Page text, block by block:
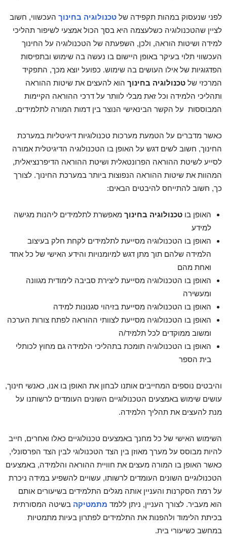
לפני שנעסוק במהות תקפידה של טכנולוגיה בחינוך העכשווי, חשוב
לציין שהטכנולוגיה כשלעצמה היא בסך הכול אמצעי לשיפור תהליכי
למידה ושיטות הוראה, ולכן, השפעתה של הטכנולוגיה על החינוך
העכשווי תלוי בעיקר באופן היישום בו נעשה בה שימוש ובתפיסות
הפדגוגיות של אילו העושים בה שימוש. כפועל יוצא מכך, התפקיד
המרכזי של טכנולוגיה בחינוך הוא להעצים את שיטות ההוראה
ותהליכי הלמידה וכל זאת מבלי לוותר על דרכי ההוראה הקיימות
המבוססות על הקשר הבינאישי הנוצר בין דמות המורה לתלמידים.
כאשר מדברים על הטמעת מערכות טכנולוגיות דיגיטליות במערכת
החינוך, חשוב לשים דגש על האופן בו הטכנולוגיה הדיגיטלית אמורה
לסייע לשיטת ההוראה הפרונטאלית ושיטת ההוראה הדיפרנציאלית,
המהוות את שיטות ההוראה הנפוצות ביותר במערכת החינוך. לצורך
כך, חשוב להתייחס להיבטים הבאים:
האופן בו טכנולוגיה בחינוך מאפשרת לתלמידים ליהנות מגישה
למידע
האופן בו הטכנולוגיה מסייעת לתלמידים לקחת חלק בעיצוב
הלמידה שלהם תוך מתן דגש למיומנויות והידע האישי של כל אחד
ואחת מהם
האופן בו הטכנולוגיה מסייעת ליצירת סביבה לימודית מגוונה
ומעשירה
האופן בו הטכנולוגיה מסייעת בזיהוי סגנונות למידה
האופן בו הטכנולוגיה מסייעת לצוותי ההוראה לפתח צורות הערכה
ומשוב ממוקדים לכל תלמיד/ה
האופן בו הטכנולוגיה תומכת בתהליכי הלמידה גם מחוץ לכותלי
בית הספר
והיבטים נוספים המחייבים אותנו לבחון את האופן בו אנו, כאנשי חינוך,
עושים שימוש באמצעים הטכנולוגיים השונים העומדים לרשותנו על
מנת להעצים את תהליך הלמידה.
השימוש האישי של כל מחנך באמצעים טכנולוגיים כאלו ואחרים, חייב
להיות מבוסס על מערך מאוזן בין הצד הטכנולוגי לבין הצד הפרסונלי,
כאשר האופן בו המורה מעצים את חוויית ההוראה והלמידה, באמצעים
הטכנולוגיים השונים העומדים לרשותו, עשויים להשפיע במידה ניכרת
על רמת הסקרנות והעניין אותה מגלים התלמידים בשיעורים אותם
הוא מעביר. לצורך העניין, ניתן ללמד מתמטיקה בשיטה המסורתית
בכיתת הלימוד ולהפנות את התלמידים לפתרון בעיות מתמטיות
במחשב כשיעורי בית.